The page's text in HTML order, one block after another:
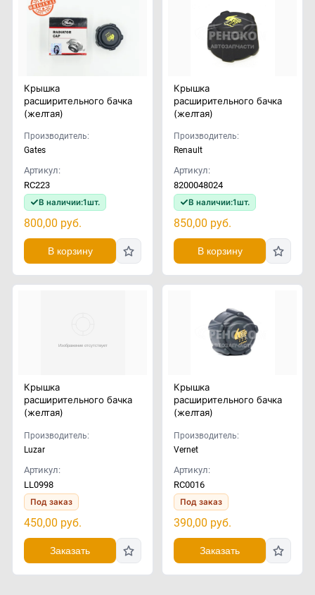
Крышка
расширительного бачка
(желтая)
Производитель:
Gates
Артикул:
RC223
В наличии:1шт.
800,00 руб.
В корзину
Крышка
расширительного бачка
(желтая)
Производитель:
Renault
Артикул:
8200048024
В наличии:1шт.
850,00 руб.
В корзину
Крышка
расширительного бачка
(желтая)
Производитель:
Luzar
Артикул:
LL0998
Под заказ
450,00 руб.
Заказать
Крышка
расширительного бачка
(желтая)
Производитель:
Vernet
Артикул:
RC0016
Под заказ
390,00 руб.
Заказать